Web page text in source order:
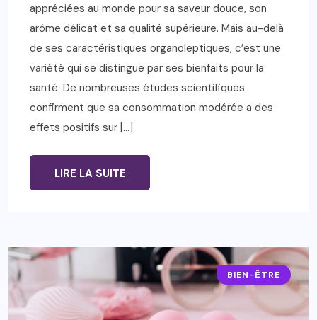
appréciées au monde pour sa saveur douce, son
arôme délicat et sa qualité supérieure. Mais au-delà
de ses caractéristiques organoleptiques, c’est une
variété qui se distingue par ses bienfaits pour la
santé. De nombreuses études scientifiques
confirment que sa consommation modérée a des
effets positifs sur […]
LIRE LA SUITE
BIEN-ÊTRE